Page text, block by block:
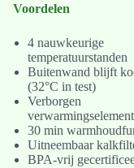
Voordelen
4 nauwkeurige
temperatuurstanden
Buitenwand blijft
(32°C in test)
Verborgen
verwarmingselement
30 min
Uitneembaar
BPA-vrij